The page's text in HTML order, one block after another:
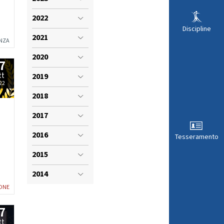
Discipline
Tesseramento
2022
2021
2020
2019
2018
2017
2016
2015
2014